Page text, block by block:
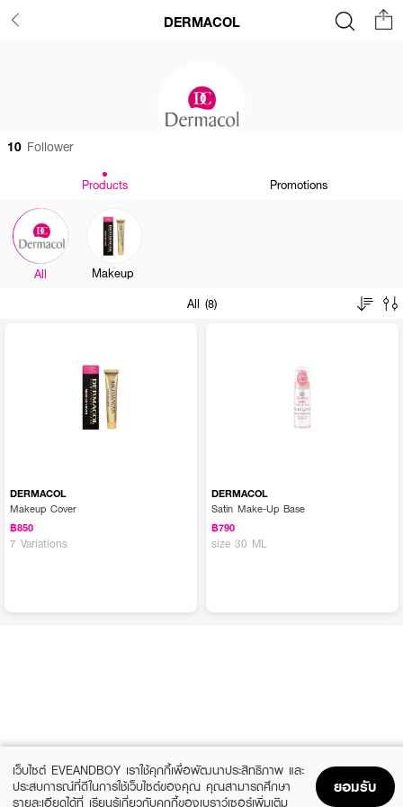
DERMACOL
10 Follower
Products Promotions
All
Makeup
All (8)
DERMACOL
Makeup Cover
฿850
7 Variations
DERMACOL
Satin Make-Up Base
฿790
size 30 ML
เว็บไซต์ EVEANDBOY เราใช้คุกกี้เพื่อพัฒนาประสิทธิภาพ และ
ประสบการณ์ที่ดีในการใช้เว็บไซต์ของคุณ คุณสามารถศึกษา
รายละเอียดได้ที่ เรียนรู้เกี่ยวกับคุกกี้ของเบราว์เซอร์เพิ่มเติม
ยอมรับ